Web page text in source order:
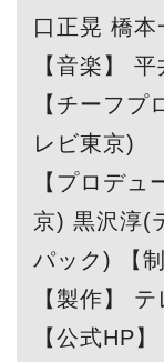
口正晃 橋本
【音楽】
【チーフ
レビ東京)
【プロデ
京) 黒沢淳(
パック) 【
【製作】
【公式HP】